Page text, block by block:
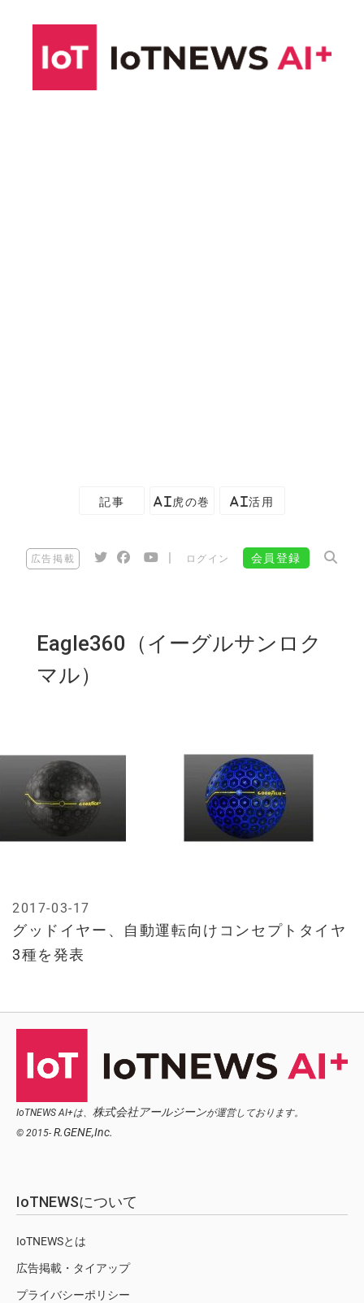
記事 AI虎の巻 AI活用
広告掲載 ログイン 会員登録
Eagle360（イーグルサンロク
マル）
グッドイヤー、自動運転向けコンセプトタイヤ
3種を発表
2017-03-17
IoTNEWS AI+は、 株式会社アールジーンが運営しております。
© 2015- R.GENE,Inc.
IoTNEWSについて
IoTNEWSとは
広告掲載・タイアップ
プライバシーポリシー